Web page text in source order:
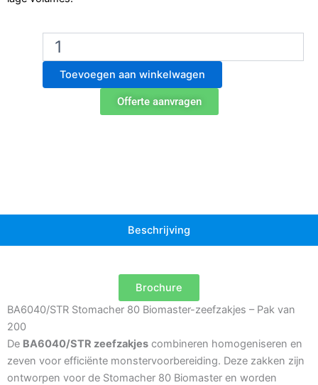
BA6040/STR
Stomacher
80
Biomaster
Toevoegen aan winkelwagen
Offerte aanvragen
Beschrijving
Brochure
BA6040/STR Stomacher 80 Biomaster-zeefzakjes – Pak van
200
De BA6040/STR zeefzakjes combineren homogeniseren en
zeven voor efficiënte monstervoorbereiding. Deze zakken zijn
ontworpen voor de Stomacher 80 Biomaster en worden